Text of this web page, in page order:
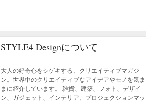
STYLE4 Designについて
大人の好奇心をシゲキする、クリエイティブマガジ
ン。世界中のクリエイティブなアイデアやモノを気ま
まに紹介しています。 雑貨、建築、フォト、デザイ
ン、ガジェット、インテリア、プロジェクションマッ